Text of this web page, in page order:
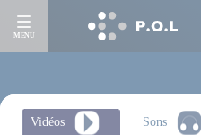
MENU
Vidéos Sons